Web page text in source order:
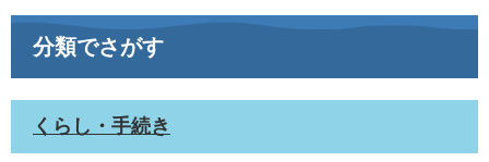
分類でさがす
くらし・手続き